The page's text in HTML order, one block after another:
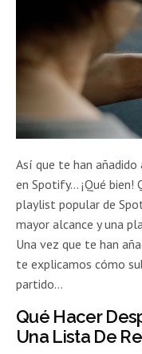
Así que te han
en Spotify… ¡Qué bien!
playlist popular de
mayor alcance y una
Una vez que te han
te explicamos cómo
partido…
Qué Hacer
Una Lista De